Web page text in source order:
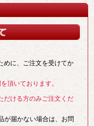
めに、ご注文を受けてか
頂いております。
だける方のみご注文くだ
が届かない場合は、お問